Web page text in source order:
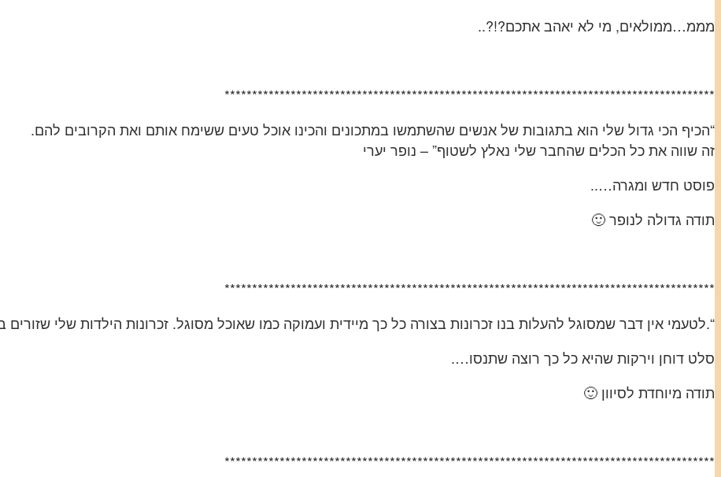
מממ…ממולאים, מי לא יאהב אתכם?!?..
*****************************************************************************************
“הכיף הכי גדול שלי הוא בתגובות של אנשים שהשתמשו במתכונים והכינו אוכל טעים ששימח אותם ואת הקרובים להם.
זה שווה את כל הכלים שהחבר שלי נאלץ לשטוף” – נופר יערי
פוסט חדש ומגרה…..
תודה גדולה לנופר 🙂
*****************************************************************************************
“.לטעמי אין דבר שמסוגל להעלות בנו זכרונות בצורה כל כך מיידית ועמוקה כמו שאוכל מסוגל. זכרונות הילדות שלי שזורים
סלט דוחן וירקות שהיא כל כך רוצה שתנסו….
תודה מיוחדת לסיוון 🙂
*****************************************************************************************